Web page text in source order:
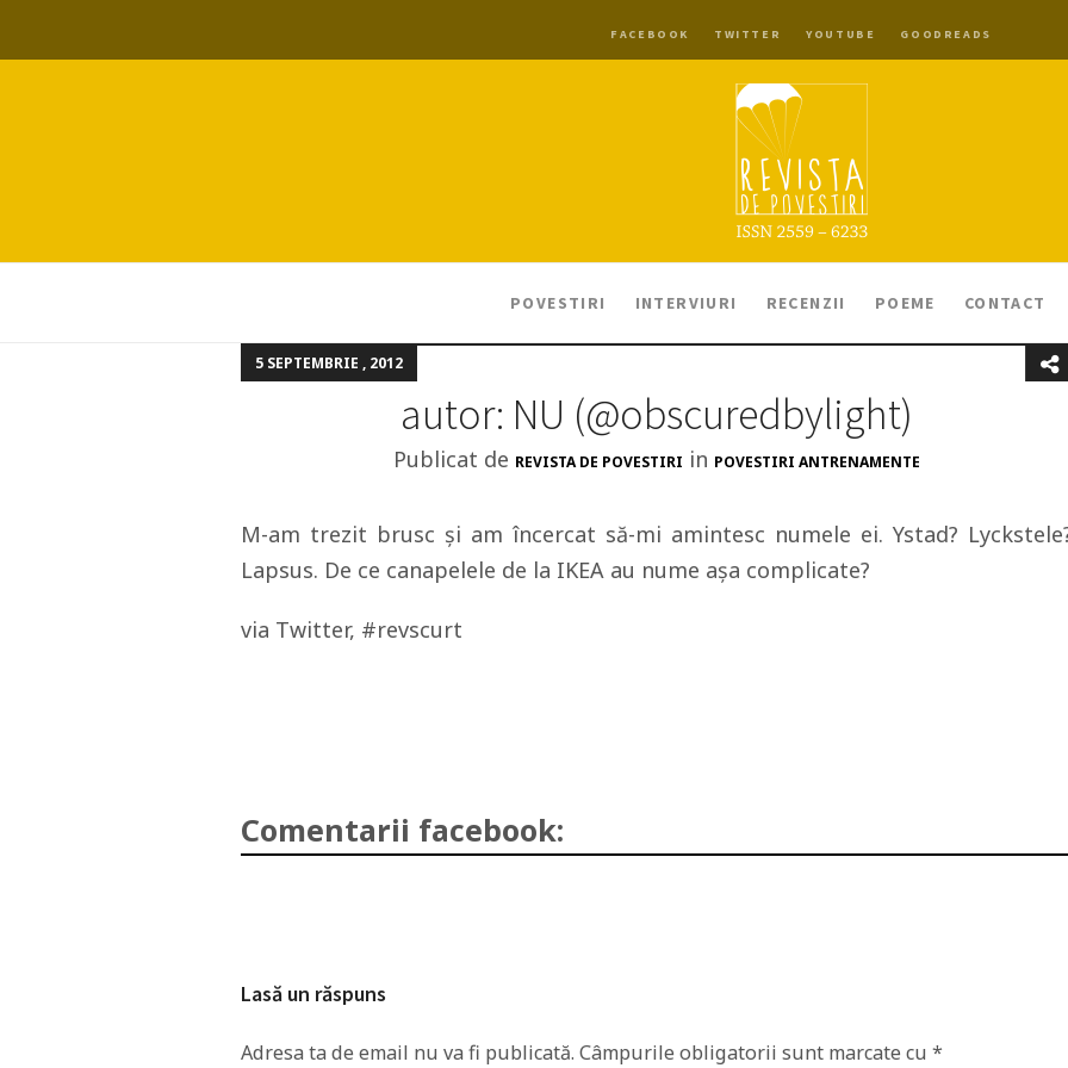
FACEBOOK TWITTER YOUTUBE GOODREADS
POVESTIRI INTERVIURI RECENZII POEME CONTACT
5 SEPTEMBRIE , 2012
autor: NU ‏(@obscuredbylight)
Publicat de REVISTA DE POVESTIRI in POVESTIRI ANTRENAMENTE
M-am trezit brusc şi am încercat să-mi amintesc numele ei. Ystad?
Lapsus. De ce canapelele de la IKEA au nume aşa complicate?
via Twitter, #revscurt
Comentarii facebook:
Lasă un răspuns
Adresa ta de email nu va fi publicată. Câmpurile obligatorii sunt marcate cu *